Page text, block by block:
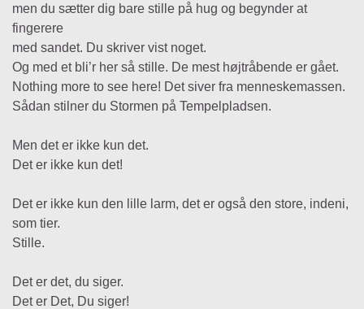
men du sætter dig bare stille på hug og begynder at
fingerere
med sandet. Du skriver vist noget.
Og med et bli’r her så stille. De mest højtråbende er gået.
Nothing more to see here! Det siver fra menneskemassen.
Sådan stilner du Stormen på Tempelpladsen.
Men det er ikke kun det.
Det er ikke kun det!
Det er ikke kun den lille larm, det er også den store, indeni,
som tier.
Stille.
Det er det, du siger.
Det er Det, Du siger!